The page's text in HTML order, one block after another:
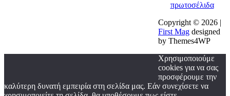
πρωτοσέλιδα
Copyright © 2026 |
First Mag designed
by Themes4WP
Χρησιμοποιούμε
cookies για να σας
προσφέρουμε την
καλύτερη δυνατή εμπειρία στη σελίδα μας. Εάν συνεχίσετε να